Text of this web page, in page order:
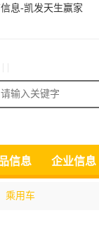
息-凯发天生赢家
搜索
信息 企业信息
乘用车